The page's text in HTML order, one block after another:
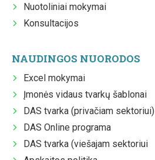
Nuotoliniai mokymai
Konsultacijos
NAUDINGOS NUORODOS
Excel mokymai
Įmonės vidaus tvarkų šablonai
DAS tvarka (privačiam sektoriui)
DAS Online programa
DAS tvarka (viešajam sektoriui